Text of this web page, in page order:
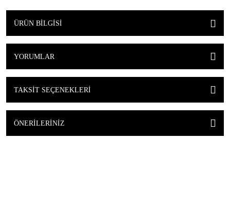
ÜRÜN BILGISI
YORUMLAR
TAKSIT SEÇENEKLERI
ÖNERILERINIZ